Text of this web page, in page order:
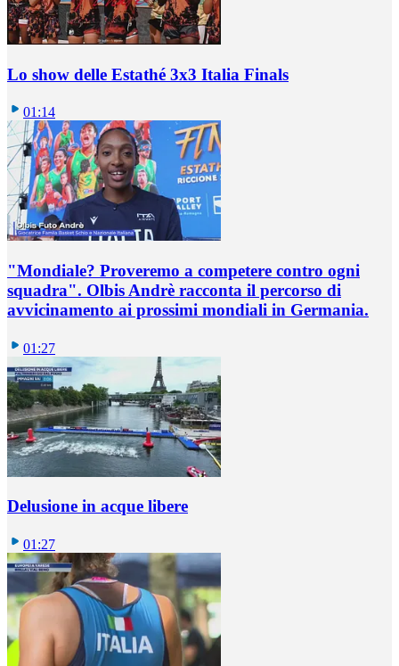
Lo show delle Estathé 3x3 Italia Finals
01:14
"Mondiale? Proveremo a competere contro ogni
squadra". Olbis Andrè racconta il percorso di
avvicinamento ai prossimi mondiali in Germania.
01:27
Delusione in acque libere
01:27